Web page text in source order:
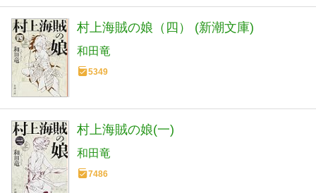
村上海賊の娘（四） (新潮文庫)
和田竜
5349
村上海賊の娘(一)
和田竜
7486